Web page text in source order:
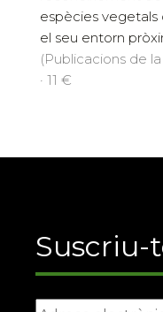
espècies vegetals
el seu entorn
(Publicacions de
· 11 €
Suscriu-